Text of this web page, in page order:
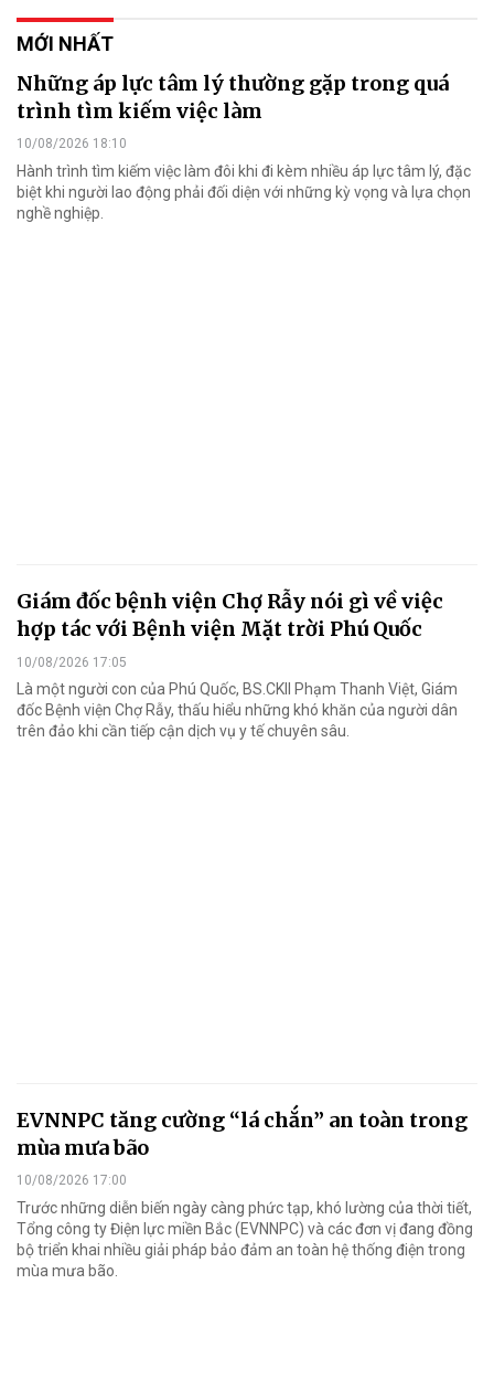
MỚI NHẤT
Những áp lực tâm lý thường gặp trong quá
trình tìm kiếm việc làm
10/08/2026 18:10
Hành trình tìm kiếm việc làm đôi khi đi kèm nhiều áp lực tâm lý, đặc
biệt khi người lao động phải đối diện với những kỳ vọng và lựa chọn
nghề nghiệp.
Giám đốc bệnh viện Chợ Rẫy nói gì về việc
hợp tác với Bệnh viện Mặt trời Phú Quốc
10/08/2026 17:05
Là một người con của Phú Quốc, BS.CKII Phạm Thanh Việt, Giám
đốc Bệnh viện Chợ Rẫy, thấu hiểu những khó khăn của người dân
trên đảo khi cần tiếp cận dịch vụ y tế chuyên sâu.
EVNNPC tăng cường “lá chắn” an toàn trong
mùa mưa bão
10/08/2026 17:00
Trước những diễn biến ngày càng phức tạp, khó lường của thời tiết,
Tổng công ty Điện lực miền Bắc (EVNNPC) và các đơn vị đang đồng
bộ triển khai nhiều giải pháp bảo đảm an toàn hệ thống điện trong
mùa mưa bão.